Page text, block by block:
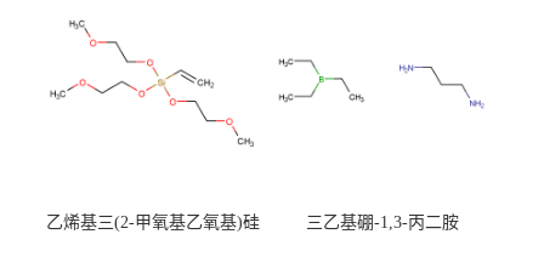
乙烯基三(2-甲氧基乙氧基)硅
三乙基硼-1,3-丙二胺